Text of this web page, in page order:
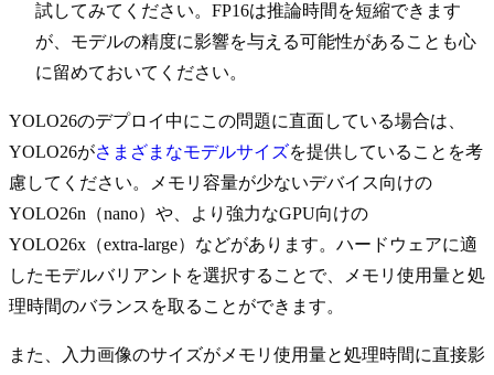
試してみてください。FP16は推論時間を短縮できます
が、モデルの精度に影響を与える可能性があることも心
に留めておいてください。
YOLO26のデプロイ中にこの問題に直面している場合は、
YOLO26がさまざまなモデルサイズを提供していることを考
慮してください。メモリ容量が少ないデバイス向けの
YOLO26n（nano）や、より強力なGPU向けの
YOLO26x（extra-large）などがあります。ハードウェアに適
したモデルバリアントを選択することで、メモリ使用量と処
理時間のバランスを取ることができます。
また、入力画像のサイズがメモリ使用量と処理時間に直接影